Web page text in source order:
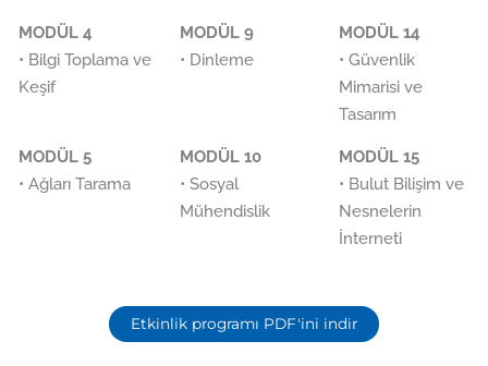
MODÜL 4
• Bilgi Toplama ve
Keşif
MODÜL 9
• Dinleme
MODÜL 14
• Güvenlik
Mimarisi ve
Tasarım
MODÜL 5
• Ağları Tarama
MODÜL 10
• Sosyal
Mühendislik
MODÜL 15
• Bulut Bilişim ve
Nesnelerin
İnterneti
Etkinlik programı PDF'ini indir